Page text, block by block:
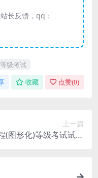
长反馈，qq：
等级考试
收藏 点赞(0)
上一篇
(图形化)等级考试试卷